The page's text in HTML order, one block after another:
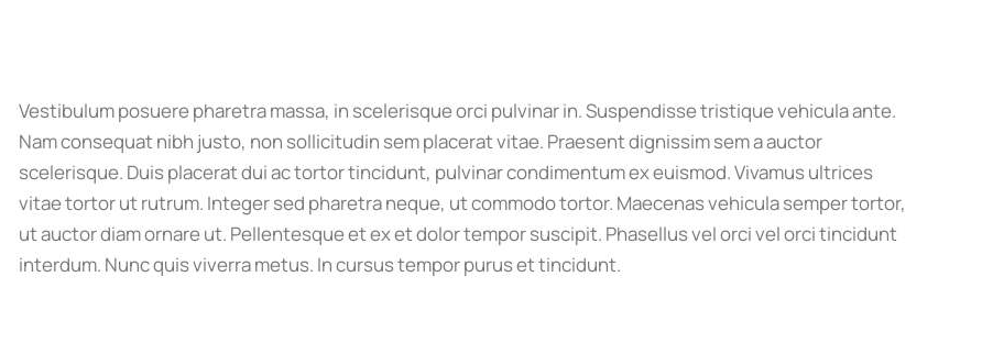
Vestibulum posuere pharetra massa, in scelerisque orci pulvinar in. Suspendisse tristique vehicula ante.
Nam consequat nibh justo, non sollicitudin sem placerat vitae. Praesent dignissim sem a auctor
scelerisque. Duis placerat dui ac tortor tincidunt, pulvinar condimentum ex euismod. Vivamus ultrices
vitae tortor ut rutrum. Integer sed pharetra neque, ut commodo tortor. Maecenas vehicula semper tortor,
ut auctor diam ornare ut. Pellentesque et ex et dolor tempor suscipit. Phasellus vel orci vel orci tincidunt
interdum. Nunc quis viverra metus. In cursus tempor purus et tincidunt.